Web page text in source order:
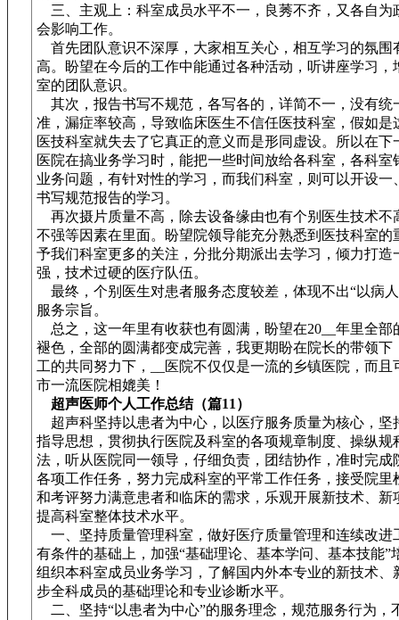
三、主观上：科室成员水平不一，良莠不齐，又各自为
会影响工作。
首先团队意识不深厚，大家相互关心，相互学习的氛围
高。盼望在今后的工作中能通过各种活动，听讲座学习，
室的团队意识。
其次，报告书写不规范，各写各的，详简不一，没有统
准，漏症率较高，导致临床医生不信任医技科室，假如是
医技科室就失去了它真正的意义而是形同虚设。所以在下
医院在搞业务学习时，能把一些时间放给各科室，各科室
业务问题，有针对性的学习，而我们科室，则可以开设一
书写规范报告的学习。
再次摄片质量不高，除去设备缘由也有个别医生技术不
不强等因素在里面。盼望院领导能充分熟悉到医技科室的
予我们科室更多的关注，分批分期派出去学习，倾力打造
强，技术过硬的医疗队伍。
最终，个别医生对患者服务态度较差，体现不出“以病
服务宗旨。
总之，这一年里有收获也有圆满，盼望在20__年里全部
褪色，全部的圆满都变成完善，我更期盼在院长的带领下
工的共同努力下，__医院不仅仅是一流的乡镇医院，而且
市一流医院相媲美！
超声医师个人工作总结（篇11）
超声科坚持以患者为中心，以医疗服务质量为核心，坚
指导思想，贯彻执行医院及科室的各项规章制度、操纵规
法，听从医院同一领导，仔细负责，团结协作，准时完成
各项工作任务，努力完成科室的平常工作任务，接受院里
和考评努力满意患者和临床的需求，乐观开展新技术、新
提高科室整体技术水平。
一、坚持质量管理科室，做好医疗质量管理和连续改进
有条件的基础上，加强“基础理论、基本学问、基本技能”
组织本科室成员业务学习，了解国内外本专业的新技术、
步全科成员的基础理论和专业诊断水平。
二、坚持“以患者为中心”的服务理念，规范服务行为，